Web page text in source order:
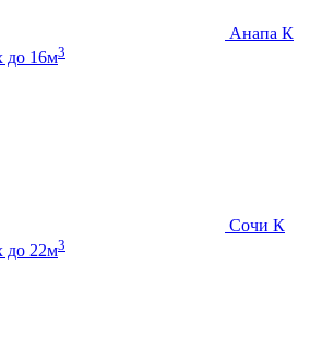
Анапа К
до 16м3
Сочи К
до 22м3